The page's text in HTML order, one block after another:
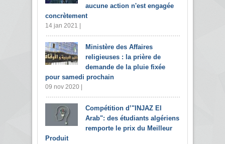
aucune action n'est engagée
concrètement
14 jan 2021 |
Ministère des Affaires
religieuses : la prière de
demande de la pluie fixée
pour samedi prochain
09 nov 2020 |
Compétition d’"INJAZ El
Arab": des étudiants algériens
remporte le prix du Meilleur
Produit